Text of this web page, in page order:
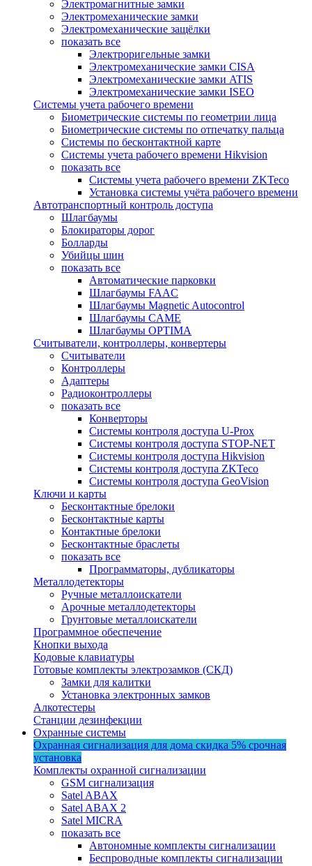
Электромагнитные замки
Электромеханические замки
Электромеханические защёлки
показать все
Электроригельные замки
Электромеханические замки CISA
Электромеханические замки ATIS
Электромеханические замки ISEO
Системы учета рабочего времени
Биометрические системы по геометрии лица
Биометрические системы по отпечатку пальца
Системы по бесконтактной карте
Системы учета рабочего времени Hikvision
показать все
Системы учета рабочего времени ZKTeco
Установка системы учёта рабочего времени
Автотранспортный контроль доступа
Шлагбаумы
Блокираторы дорог
Болларды
Убийцы шин
показать все
Автоматические парковки
Шлагбаумы FAAC
Шлагбаумы Magnetic Autocontrol
Шлагбаумы CAME
Шлагбаумы OPTIMA
Считыватели, контроллеры, конвертеры
Считыватели
Контроллеры
Адаптеры
Радиоконтроллеры
показать все
Конверторы
Системы контроля доступа U-Prox
Системы контроля доступа STOP-NET
Системы контроля доступа Hikvision
Системы контроля доступа ZKTeco
Системы контроля доступа GeoVision
Ключи и карты
Бесконтактные брелоки
Бесконтактные карты
Контактные брелоки
Бесконтактные браслеты
показать все
Программаторы, дубликаторы
Металлодетекторы
Ручные металлоискатели
Арочные металлодетекторы
Грунтовые металлоискатели
Программное обеспечение
Кнопки выхода
Кодовые клавиатуры
Готовые комплекты электрозамков (СКД)
Замки для калитки
Установка электронных замков
Алкотестеры
Станции дезинфекции
Охранные системы
Охранная сигнализация для дома скидка 5% срочная
установка
Комплекты охранной сигнализации
GSM сигнализация
Satel ABAX
Satel ABAX 2
Satel MICRA
показать все
Автономные комплекты сигнализации
Беспроводные комплекты сигнализации